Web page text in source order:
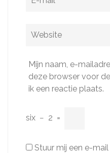
Website
Mijn naam, e-
deze browser voor
ik een reactie plaats.
six − 2 =
Stuur mij een e-